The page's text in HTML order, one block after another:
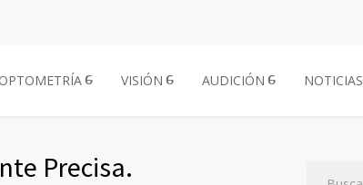
OPTOMETRÍA VISIÓN AUDICIÓN NOTICIAS
Precisa.